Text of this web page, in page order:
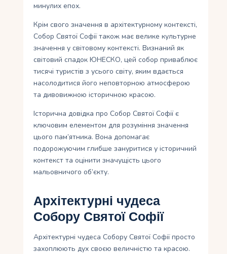
минулих епох.
Крім свого значення в архітектурному контексті,
Собор Святої Софії також має велике культурне
значення у світовому контексті. Визнаний як
світовий спадок ЮНЕСКО, цей собор приваблює
тисячі туристів з усього світу, яким вдається
насолодитися його неповторною атмосферою
та дивовижною історичною красою.
Історична довідка про Собор Святої Софії є
ключовим елементом для розуміння значення
цього пам’ятника. Вона допомагає
подорожуючим глибше зануритися у історичний
контекст та оцінити значущість цього
мальовничого об’єкту.
Архітектурні чудеса
Собору Святої Софії
Архітектурні чудеса Собору Святої Софії просто
захоплюють дух своєю величністю та красою.